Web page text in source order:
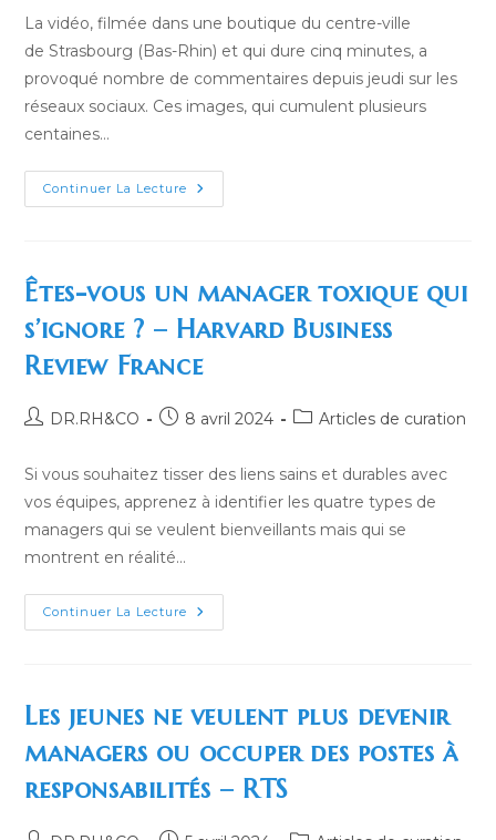
la
publication :
La vidéo, filmée dans une boutique du centre-ville
de Strasbourg (Bas-Rhin) et qui dure cinq minutes, a
provoqué nombre de commentaires depuis jeudi sur les
réseaux sociaux. Ces images, qui cumulent plusieurs
centaines…
Continuer La Lecture Porter
Un
Religieux
Au
Travail,
C’est
Possible ?
Êtes-vous un manager toxique qui
s’ignore ? – Harvard Business
Review France
Auteur/autrice
la
publication :
DR.RH&CO
Publication
8 avril 2024
PostArticles de curation
Si vous souhaitez tisser des liens sains et durables avec
vos équipes, apprenez à identifier les quatre types de
managers qui se veulent bienveillants mais qui se
montrent en réalité…
Continuer La Lecture Êtes-
Vous
S’ignore ?
–
Business
Review
France
Les jeunes ne veulent plus devenir
managers ou occuper des postes à
responsabilités – RTS